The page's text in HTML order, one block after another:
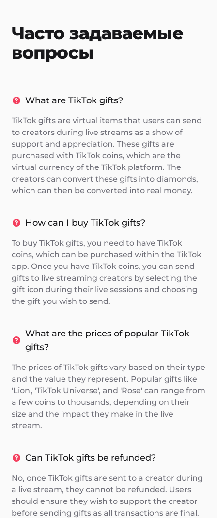
Часто задаваемые
вопросы
What are TikTok gifts?
TikTok gifts are virtual items that users can send
to creators during live streams as a show of
support and appreciation. These gifts are
purchased with TikTok coins, which are the
virtual currency of the TikTok platform. The
creators can convert these gifts into diamonds,
which can then be converted into real money.
How can I buy TikTok gifts?
To buy TikTok gifts, you need to have TikTok
coins, which can be purchased within the TikTok
app. Once you have TikTok coins, you can send
gifts to live streaming creators by selecting the
gift icon during their live sessions and choosing
the gift you wish to send.
What are the prices of popular TikTok
gifts?
The prices of TikTok gifts vary based on their type
and the value they represent. Popular gifts like
'Lion', 'TikTok Universe', and 'Rose' can range from
a few coins to thousands, depending on their
size and the impact they make in the live
stream.
Can TikTok gifts be refunded?
No, once TikTok gifts are sent to a creator during
a live stream, they cannot be refunded. Users
should ensure they wish to support the creator
before sending gifts as all transactions are final.